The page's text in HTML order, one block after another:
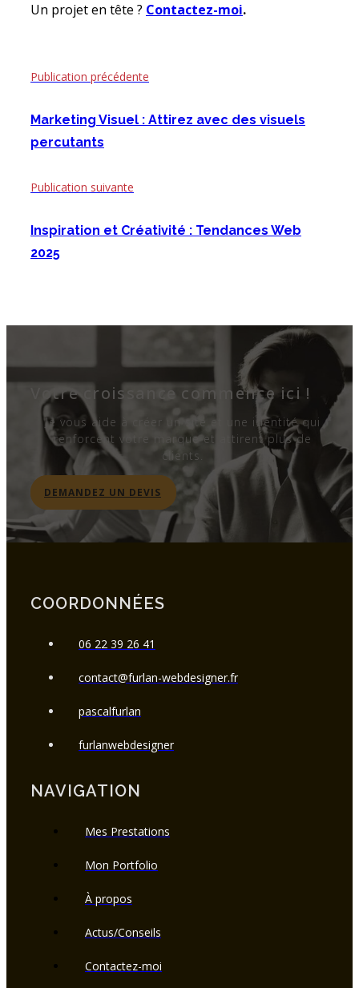
Un projet en tête ? Contactez-moi.
Publication précédente
Marketing Visuel : Attirez avec des visuels
percutants
Publication suivante
Inspiration et Créativité : Tendances Web
2025
Votre croissance commence ici !
Je vous aide à créer un site et une identité qui
renforcent votre marque et attirent plus de
clients.
DEMANDEZ UN DEVIS
COORDONNÉES
06 22 39 26 41
contact@furlan-webdesigner.fr
pascalfurlan
furlanwebdesigner
NAVIGATION
Mes Prestations
Mon Portfolio
À propos
Actus/Conseils
Contactez-moi